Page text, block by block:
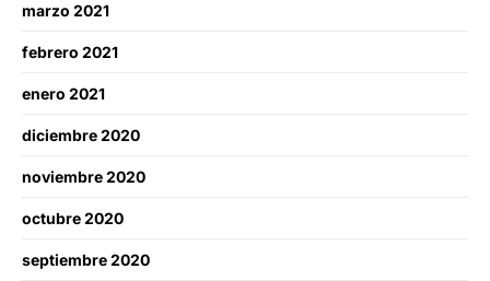
marzo 2021
febrero 2021
enero 2021
diciembre 2020
noviembre 2020
octubre 2020
septiembre 2020